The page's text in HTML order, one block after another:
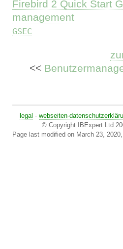
Firebird 2 Quick Start
management
GSEC
<<
legal - webseiten-
© Copyright IBExpert Ltd
Page last modified on March 23,